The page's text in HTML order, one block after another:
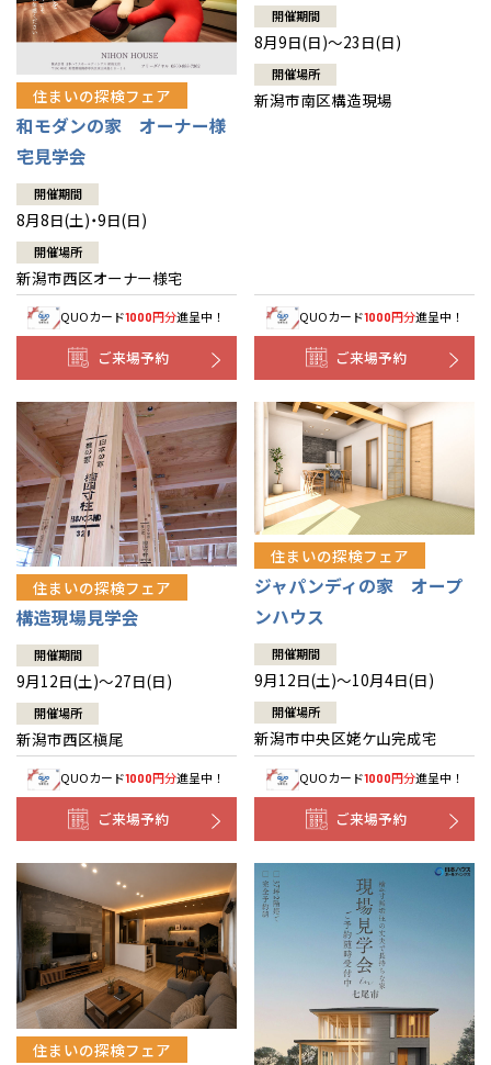
住まいの探検フェア
和モダンの家 オーナー様
宅見学会
開催期間
8月8日(土)・9日(日)
開催場所
新潟市西区オーナー様宅
QUOカード1000円分進呈中！
ご来場予約
開催期間
8月9日(日)～23日(日)
開催場所
新潟市南区構造現場
QUOカード1000円分進呈中！
ご来場予約
住まいの探検フェア
構造現場見学会
開催期間
9月12日(土)～27日(日)
開催場所
新潟市西区槇尾
QUOカード1000円分進呈中！
ご来場予約
住まいの探検フェア
ジャパンディの家 オープ
ンハウス
開催期間
9月12日(土)～10月4日(日)
開催場所
新潟市中央区姥ケ山完成宅
QUOカード1000円分進呈中！
ご来場予約
住まいの探検フェア